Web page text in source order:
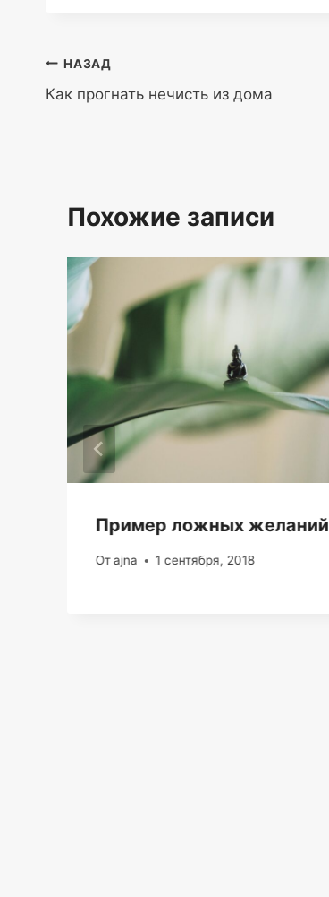
Навигация
по
НАЗАД
Как прогнать нечисть из дома
Похожие записи
Пример ложных желаний
Отajna 1 сентября, 2018